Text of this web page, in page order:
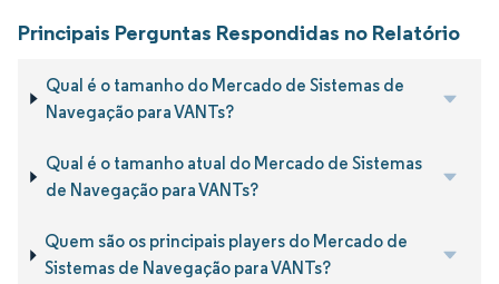
Principais Perguntas Respondidas no Relatório
Qual é o tamanho do Mercado de Sistemas de
Navegação para VANTs?
Qual é o tamanho atual do Mercado de Sistemas
de Navegação para VANTs?
Quem são os principais players do Mercado de
Sistemas de Navegação para VANTs?